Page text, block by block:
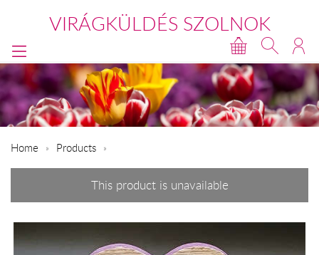
VIRÁGKÜLDÉS SZOLNOK
Home Products
This product is unavailable